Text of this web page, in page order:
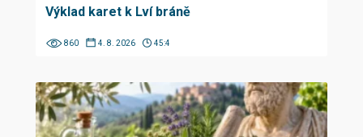
Výklad karet k Lví bráně
860 4. 8. 2026 45:4